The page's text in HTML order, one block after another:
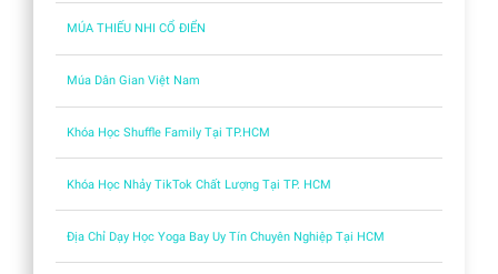
MÚA THIẾU NHI CỔ ĐIỂN
Múa Dân Gian Việt Nam
Khóa Học Shuffle Family Tại TP.HCM
Khóa Học Nhảy TikTok Chất Lượng Tại TP. HCM
Địa Chỉ Dạy Học Yoga Bay Uy Tín Chuyên Nghiệp Tại HCM